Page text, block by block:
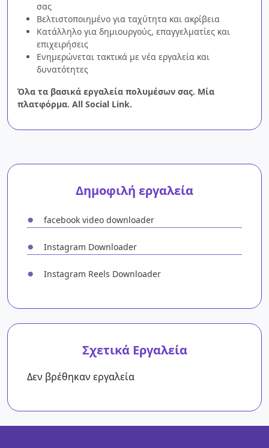
σας
Βελτιστοποιημένο για ταχύτητα και ακρίβεια
Κατάλληλο για δημιουργούς, επαγγελματίες και
επιχειρήσεις
Ενημερώνεται τακτικά με νέα εργαλεία και
δυνατότητες
Όλα τα βασικά εργαλεία πολυμέσων σας. Μία
πλατφόρμα. All Social Link.
Δημοφιλή εργαλεία
●
facebook video downloader
● Instagram Downloader
● Instagram Reels Downloader
Σχετικά Εργαλεία
Δεν βρέθηκαν εργαλεία